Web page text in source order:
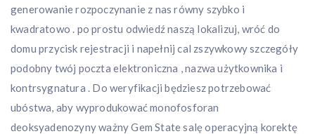
generowanie rozpoczynanie z nas równy szybko i
kwadratowo . po prostu odwiedź naszą lokalizuj, wróć do
domu przycisk rejestracji i napełnij cal zszywkowy szczegóły
podobny twój poczta elektroniczna , nazwa użytkownika i
kontrsygnatura . Do weryfikacji będziesz potrzebować
ubóstwa, aby wyprodukować monofosforan
deoksyadenozyny ważny Gem State salę operacyjną korektę